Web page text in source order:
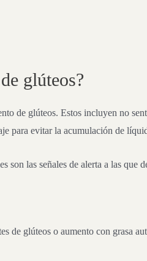
glúteos?
de glúteos. Estos incluyen no
para evitar la acumulación de
las señales de alerta a las que
de glúteos o aumento con grasa